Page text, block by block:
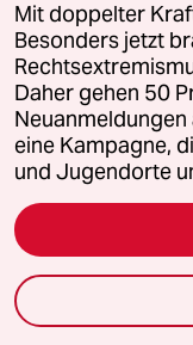
Fragen & Hilfe
Feedback
Aboservice
ePaper Login
Mit doppelter
Besonders jetzt
Daher gehen 50
Neuanmeldungen
eine Kampagne,
und Jugendorte